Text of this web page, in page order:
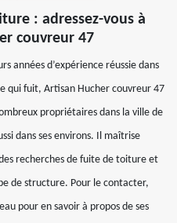
: adressez-vous à
couvreur 47
années d’expérience réussie dans
qui fuit, Artisan Hucher couvreur 47
propriétaires dans la ville de
dans ses environs. Il maîtrise
recherches de fuite de toiture et
de structure. Pour le contacter,
pour en savoir à propos de ses